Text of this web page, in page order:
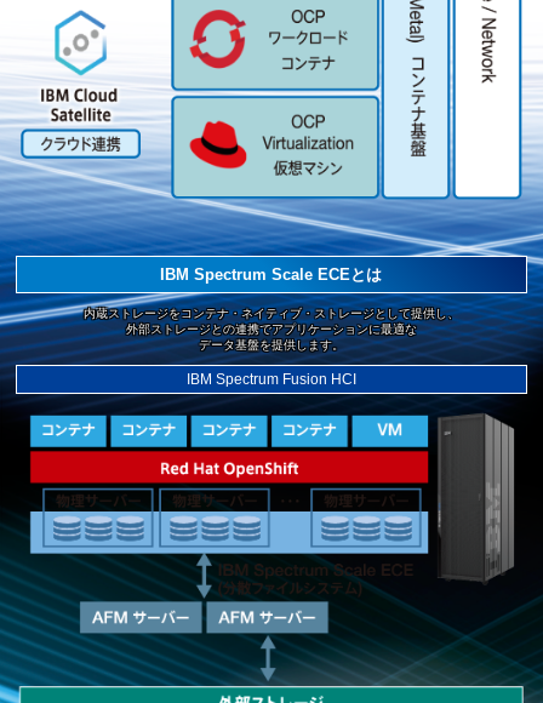
IBM Spectrum Scale ECEとは
内蔵ストレージをコンテナ・ネイティブ・ストレージとして提供し、
外部ストレージとの連携でアプリケーションに最適な
データ基盤を提供します。
IBM Spectrum Fusion HCI